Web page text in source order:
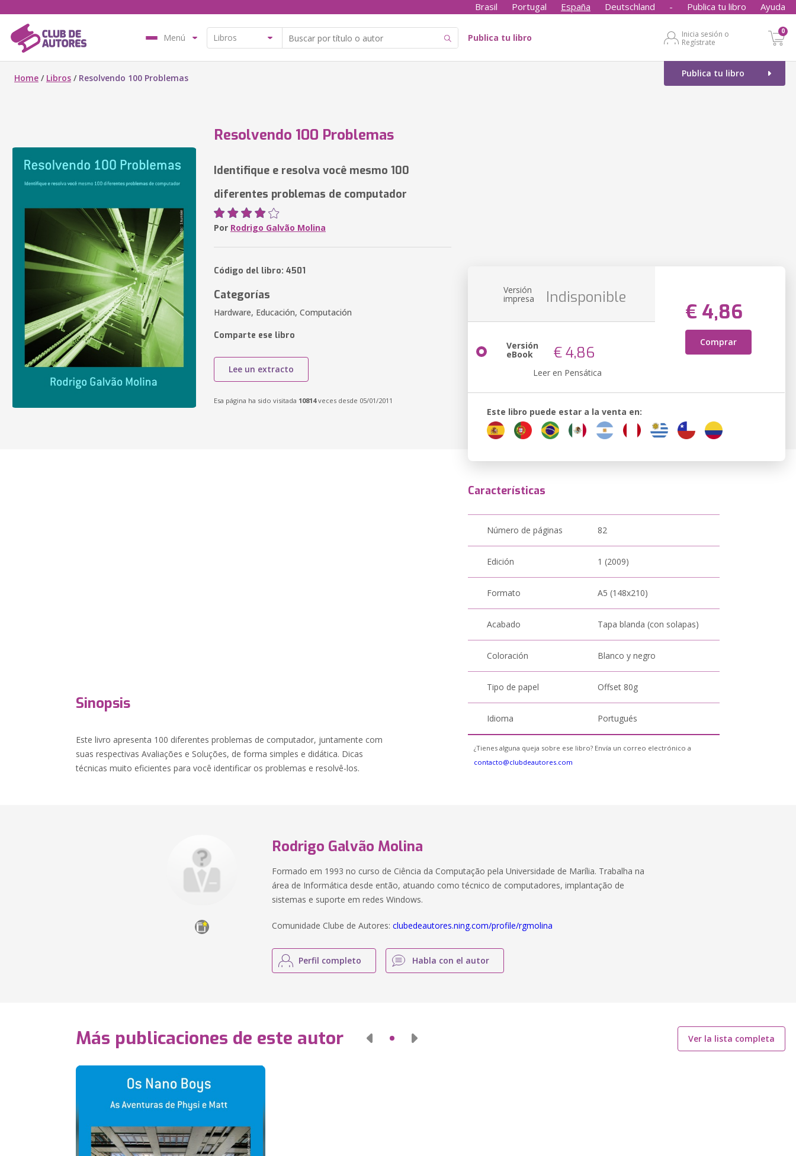
Brasil Portugal España Deutschland - Publica tu libro Ayuda
Menú Publica tu libro
Inicia sesión o
Regístrate
0
Publica tu libro
Home / Libros / Resolvendo 100 Problemas
Resolvendo 100 Problemas
Identifique e resolva você mesmo 100
diferentes problemas de computador
Por Rodrigo Galvão Molina
Código del libro: 4501
Categorías
Hardware, Educación, Computación
Comparte ese libro
Lee un extracto
Esa página ha sido visitada 10814veces desde 05/01/2011
Versión
impresa Indisponible
€ 4,86
Comprar
Versión
eBook € 4,86
Leer en Pensática
Este libro puede estar a la venta en:
Sinopsis
Este livro apresenta 100 diferentes problemas de computador, juntamente com
suas respectivas Avaliações e Soluções, de forma simples e didática. Dicas
técnicas muito eficientes para você identificar os problemas e resolvê-los.
Características
Número de páginas 82
Edición 1 (2009)
Formato A5 (148x210)
Acabado Tapa blanda (con solapas)
Coloración Blanco y negro
Tipo de papel Offset 80g
Idioma Portugués
¿Tienes alguna queja sobre ese libro? Envía un correo electrónico a
contacto@clubdeautores.com
Rodrigo Galvão Molina
Formado em 1993 no curso de Ciência da Computação pela Universidade de Marília. Trabalha na
área de Informática desde então, atuando como técnico de computadores, implantação de
sistemas e suporte em redes Windows.
Comunidade Clube de Autores:clubedeautores.ning.com/profile/rgmolina
Perfil completo Habla con el autor
Más publicaciones de este autor Ver la lista completa